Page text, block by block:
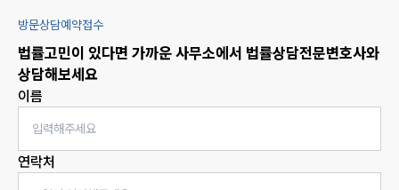
방문상담예약접수
법률고민이 있다면 가까운 사무소에서 법률상담전문변호사와
상담해보세요
이름
연락처